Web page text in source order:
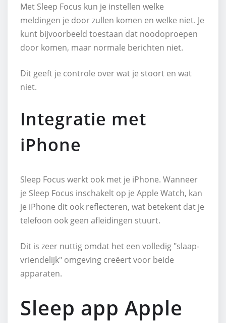
Met Sleep Focus kun je instellen welke
meldingen je door zullen komen en welke niet. Je
kunt bijvoorbeeld toestaan dat noodoproepen
door komen, maar normale berichten niet.
Dit geeft je controle over wat je stoort en wat
niet.
Integratie met
iPhone
Sleep Focus werkt ook met je iPhone. Wanneer
je Sleep Focus inschakelt op je Apple Watch, kan
je iPhone dit ook reflecteren, wat betekent dat je
telefoon ook geen afleidingen stuurt.
Dit is zeer nuttig omdat het een volledig "slaap-
vriendelijk" omgeving creëert voor beide
apparaten.
Sleep app Apple